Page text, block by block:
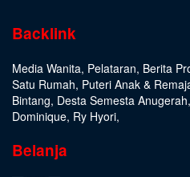
Backlink
Media Wanita, Pelataran, Berita
Satu Rumah, Puteri Anak &
Bintang, Desta Semesta Anugerah,
Dominique, Ry Hyori,
Belanja